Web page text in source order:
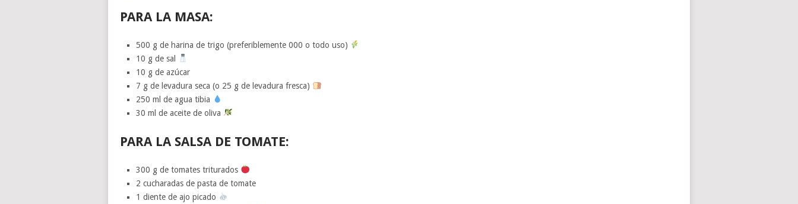
PARA LA MASA:
500 g de harina de trigo (preferiblemente 000 o todo uso)
10 g de sal
10 g de azúcar
7 g de levadura seca (o 25 g de levadura fresca)
250 ml de agua tibia
30 ml de aceite de oliva
PARA LA SALSA DE TOMATE:
300 g de tomates triturados
2 cucharadas de pasta de tomate
1 diente de ajo picado